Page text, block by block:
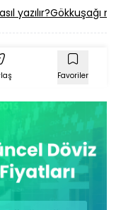
yazılır?Gökkuşağı
Favoriler